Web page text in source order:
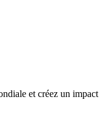
et créez un